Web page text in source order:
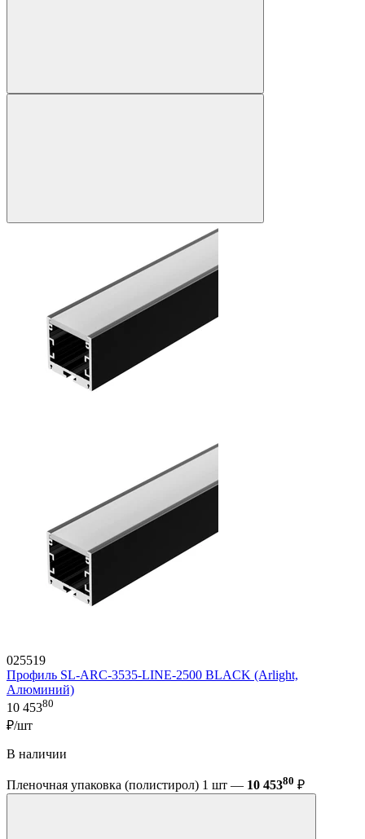
025519
Профиль SL-ARC-3535-LINE-2500 BLACK (Arlight,
Алюминий)
10 45380
₽/шт
В наличии
Пленочная упаковка (полистирол) 1 шт — 10 45380 ₽